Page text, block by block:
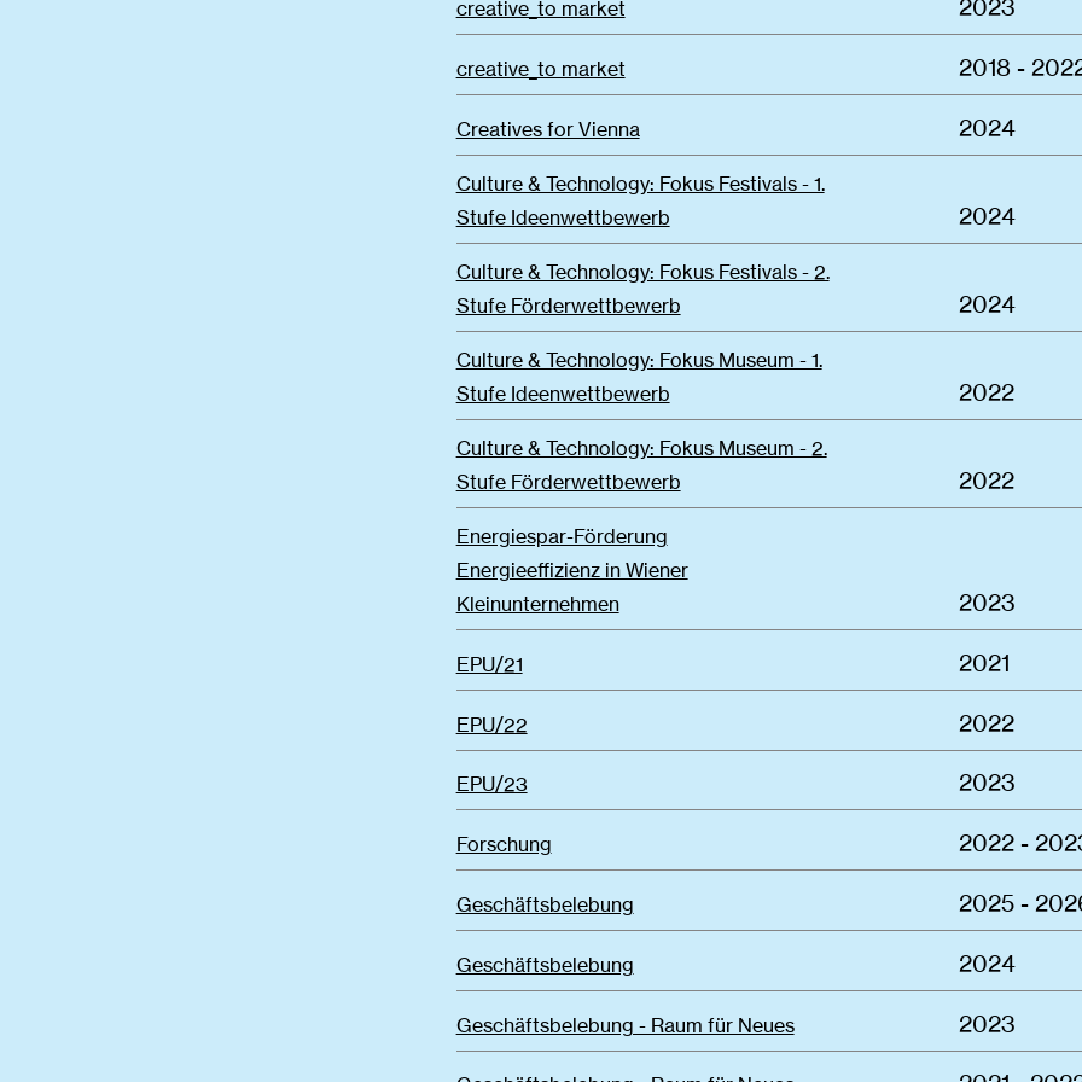
creative_to market 2023
creative_to market 2018 -
Creatives for Vienna 2024
Culture & Technology: Fokus Festivals - 1.
Stufe Ideenwettbewerb
2024
Culture & Technology: Fokus Festivals - 2.
Stufe Förderwettbewerb
2024
Culture & Technology: Fokus Museum - 1.
Stufe Ideenwettbewerb
2022
Culture & Technology: Fokus Museum - 2.
Stufe Förderwettbewerb
2022
Energiespar-Förderung
Energieeffizienz in Wiener
Kleinunternehmen
2023
EPU/21 2021
EPU/22 2022
EPU/23 2023
Forschung 2022 -
Geschäftsbelebung 2025 -
Geschäftsbelebung 2024
Geschäftsbelebung - Raum für Neues 2023